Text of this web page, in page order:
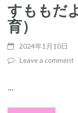
すももだ
育）
2024年1月10日
Leave a comment
...